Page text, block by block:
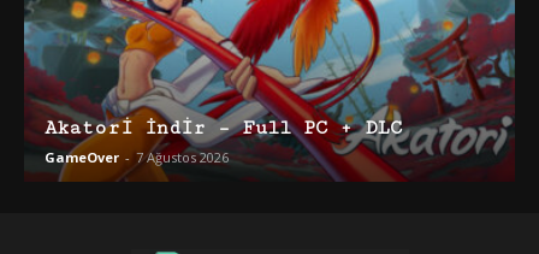
Akatori İndir – Full PC + DLC
GameOver - 7 Ağustos 2026